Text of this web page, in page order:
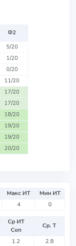
Ф2
5/20
1/20
0/20
11/20
17/20
17/20
18/20
19/20
19/20
20/20
Макс ИТ
Мин ИТ
4 0
Ср ИТ
Соп
Ср. Т
1.2 2.8